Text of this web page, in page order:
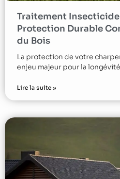
Traitement
Protection Durable
du Bois
La protection de votre
enjeu majeur pour la
Lire la suite »